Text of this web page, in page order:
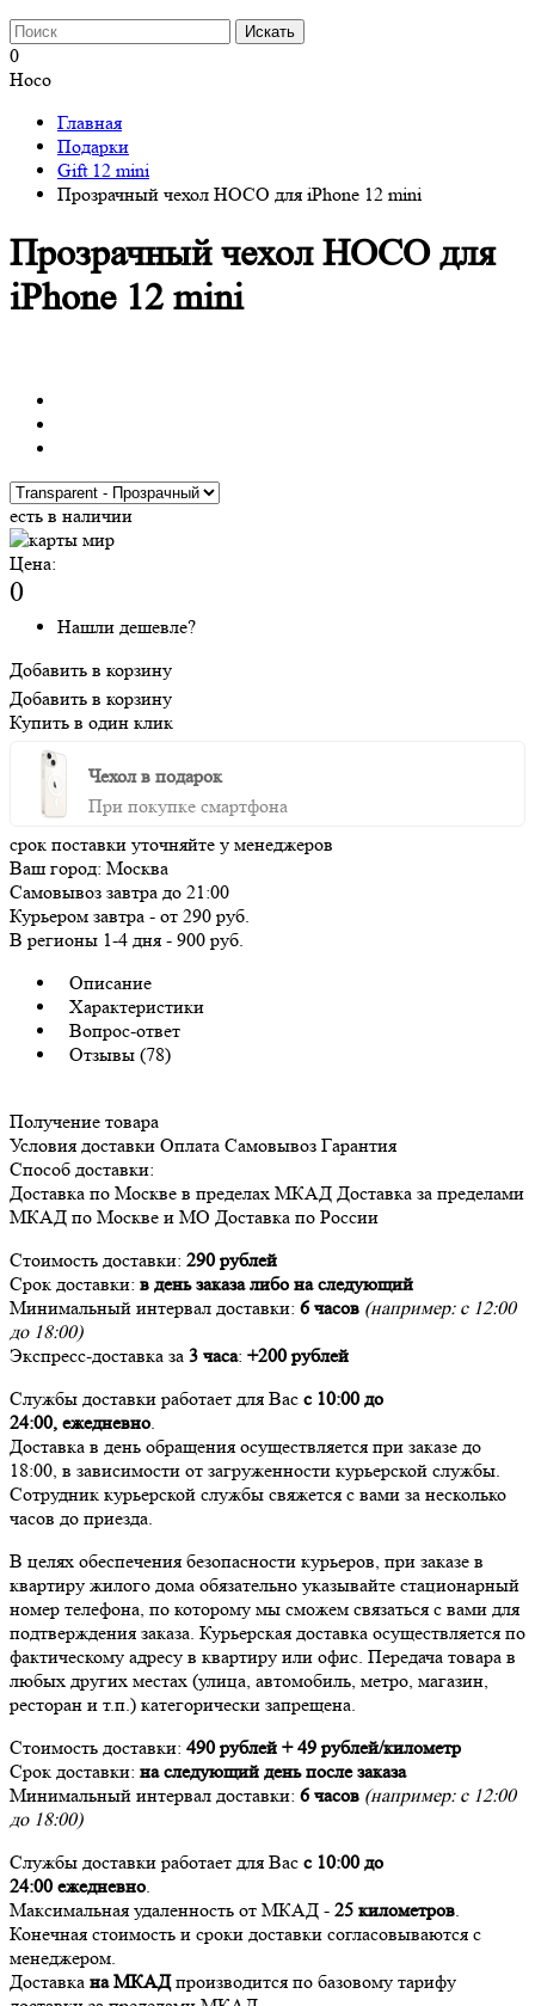
0
Hoco
Главная
Подарки
Gift 12 mini
Прозрачный чехол HOCO для iPhone 12 mini
Прозрачный чехол HOCO для
iPhone 12 mini
есть в наличии
Цена:
0
Нашли дешевле?
Добавить в корзину
Добавить в корзину
Купить в один клик
Чехол в подарок
При покупке смартфона
срок поставки уточняйте у менеджеров
Ваш город: Москва
Самовывоз завтра до 21:00
Курьером завтра - от 290 руб.
В регионы 1-4 дня - 900 руб.
Описание
Характеристики
Вопрос-ответ
Отзывы (78)
Получение товара
Условия доставки Оплата Самовывоз Гарантия
Способ доставки:
Доставка по Москве в пределах МКАД Доставка за пределами
МКАД по Москве и МО Доставка по России
Стоимость доставки: 290 рублей
Срок доставки: в день заказа либо на следующий
Минимальный интервал доставки: 6 часов (например: с 12:00
до 18:00)
Экспресс-доставка за 3 часа: +200 рублей
Службы доставки работает для Вас с 10:00 до
24:00, ежедневно.
Доставка в день обращения осуществляется при заказе до
18:00, в зависимости от загруженности курьерской службы.
Сотрудник курьерской службы свяжется с вами за несколько
часов до приезда.
В целях обеспечения безопасности курьеров, при заказе в
квартиру жилого дома обязательно указывайте стационарный
номер телефона, по которому мы сможем связаться с вами для
подтверждения заказа. Курьерская доставка осуществляется по
фактическому адресу в квартиру или офис. Передача товара в
любых других местах (улица, автомобиль, метро, магазин,
ресторан и т.п.) категорически запрещена.
Стоимость доставки: 490 рублей + 49 рублей/километр
Срок доставки: на следующий день после заказа
Минимальный интервал доставки: 6 часов (например: с 12:00
до 18:00)
Службы доставки работает для Вас с 10:00 до
24:00 ежедневно.
Максимальная удаленность от МКАД - 25 километров.
Конечная стоимость и сроки доставки согласовываются с
менеджером.
Доставка на МКАДпроизводится по базовому тарифу